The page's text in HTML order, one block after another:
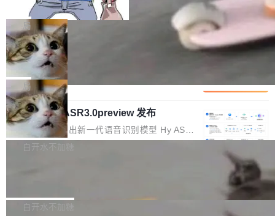
x / Windows / Harmony PC。 # macOS / Linu
x / Harmony PC curl -fsSL https://solon.noea
r.org/solon...
文窗口。随着项目规模的持续扩张与代码历史的
不断累积，代码仓中的模块关系、接口契约、业
务逻辑等关键信息往往分散于数十乃至数百个文
件之中，形成高度复杂的知识关联网络。传统的
代码检索手段（如关键词匹配、目录遍历）仅能
在语法层面完成文本定位，难以触及代码的语义
内涵与结构关联，导致开发者使用代码智能体在
理解大规模代码仓时面临显著"代码仓理解"瓶
颈。 代码仓深度理解服务（以下简称" CodeBas
e深度理解服务"）是华为云码道（CodeA...
师删光 89TB 数据只为干私活
最高人民检察院8月4日公布了一起案件：北京一
名90后算法工程师王某，为了给自己接的私活腾
服务器空间，删光了公司AI游戏部门的全部核心
数据。 王某2024年1月入职东城区某科技公司AI
短剧部门，有互联网大厂背景。在公司内部架构
调整期间，部门三次通知全员将数据从A集群迁
移到B集群，王某都回复了"收到"。 他没有迁移
数据。2024年9月3日下午4点，他使用此前登录
的账号密码进入A集群，输入了一条被程序员圈
称为"删库跑路"的命令——最高管理员权限、无
自研的多个文生3D和...
局
Cloudflare 分享推理优化实践：KV ca
che 量化 + 权重压缩，吞吐量提升 4
1%，成本降 30%
Kimi 和 GLM 是当前最强的大模型系列之一，但
它们有一个共同的问题：太吃显存了。月之暗面
的 Kimi K 系列和智谱的 GLM 都是长上下文、M
oE 架构的大模型，好用到让人上瘾，但 GPU 显
存永远不够用。 Cloudflare 的 Workers AI 团队
一直在跑这些模型的推理。他们在官方博客上发
整性保护。效果是：吞吐量提升 41%，每 token
局
腾讯混元 Hy ASR3.0preview 发布
腾讯混元正式推出新一代语音识别模型 Hy ASR
3.0preview。基于最新一代大语言模型 Hy3 的
让语音识别不再只是听清，而是真正听懂。通过
白开水不加糖
新和少量网页兼容性修复版本。 Changes/fixe
白开水不加糖